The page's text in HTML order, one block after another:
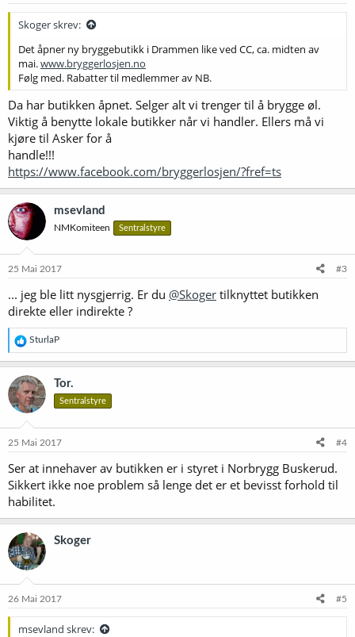
Skoger skrev:
Det åpner ny bryggebutikk i Drammen like ved CC, ca. midten av
mai.www.bryggerlosjen.no
Følg med. Rabatter til medlemmer av NB.
Da har butikken åpnet. Selger alt vi trenger til å brygge øl.
Viktig å benytte lokale butikker når vi handler. Ellers må vi
kjøre til Asker for å
handle!!!
https://www.facebook.com/bryggerlosjen/?fref=ts
msevland
NMKomiteen Sentralstyre
25 Mai 2017 #3
... jeg ble litt nysgjerrig. Er du @Skoger tilknyttet butikken
direkte eller indirekte ?
R
e
a
k
s
j
o
e
:
SturlaP
Tor.
Sentralstyre
25 Mai 2017 #4
Ser at innehaver av butikken er i styret i Norbrygg Buskerud.
Sikkert ikke noe problem så lenge det er et bevisst forhold til
habilitet.
Skoger
26 Mai 2017 #5
msevland skrev: